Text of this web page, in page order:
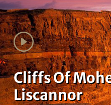
Cliffs Of
Liscannor